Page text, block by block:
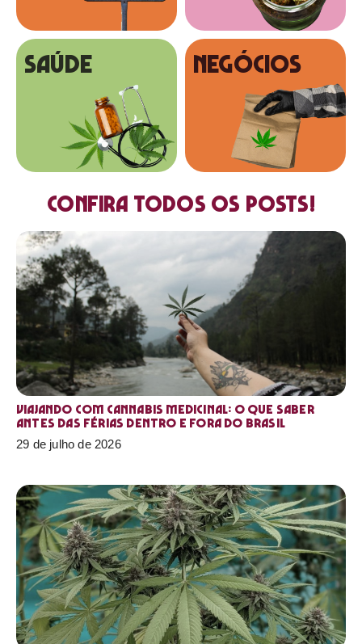
SAÚDE NEGÓCIOS
Confira todos os posts!
Viajando com cannabis medicinal: o que saber
antes das férias dentro e fora do Brasil
29 de julho de 2026